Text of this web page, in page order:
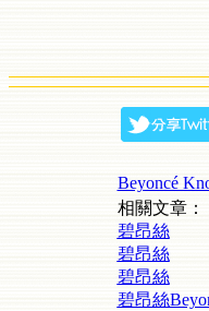
Beyoncé
相關文章：
碧昂絲
碧昂絲
碧昂絲
碧昂絲